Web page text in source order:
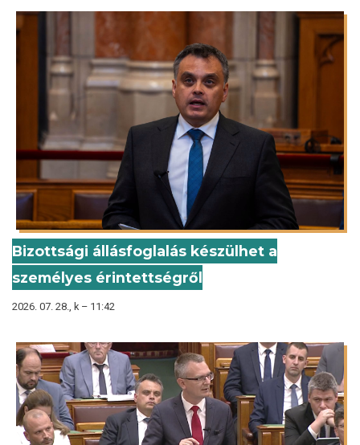
Bizottsági állásfoglalás készülhet a
személyes érintettségről
2026. 07. 28., k – 11:42